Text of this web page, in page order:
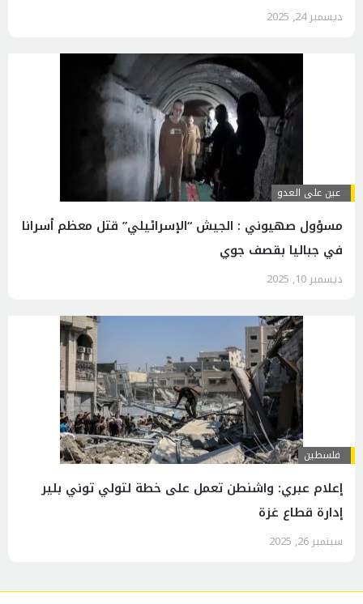
ديسمبر 24, 2025
عين على العدو
مسؤول صهيوني : الجيش “الإسرائيلي” قتل معظم أسرانا
في جباليا بقصف جوي
ديسمبر 10, 2025
فلسطين
إعلام عبري: واشنطن تعمل على خطة لتولي توني بلير
إدارة قطاع غزة
سبتمبر 26, 2025